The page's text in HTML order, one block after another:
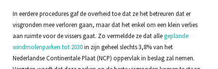
In eerdere procedures gaf de overheid toe dat ze het betreuren dat er
visgronden mee verloren gaan, maar dat het enkel om een klein verlies
aan ruimte voor de vissers gaat. Zo vermeldde ze dat allegeplande
windmolenparken tot 2030in zijn geheel slechts 3,8% van het
Nederlandse Continentale Plaat (NCP) oppervlak in beslag zal nemen.